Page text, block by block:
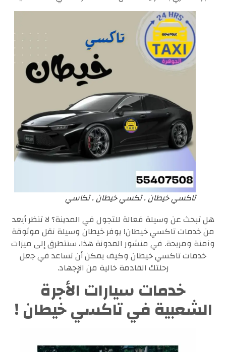
تاكسي خيطان . تكسي خيطان . تكاسي
هل تبحث عن وسيلة فعالة للتجول في المدينة؟ لا تنظر أبعد
من خدمات تاكسي خيطان! يوفر خيطان وسيلة نقل موثوقة
وآمنة ومريحة. في منشور المدونة هذا، سنتطرق إلى ميزات
خدمات تاكسي خيطان وكيف يمكن أن تساعد في جعل
رحلتك القادمة خالية من الإجهاد.
خدمات سيارات الأجرة
الشعبية في تاكسي خيطان !